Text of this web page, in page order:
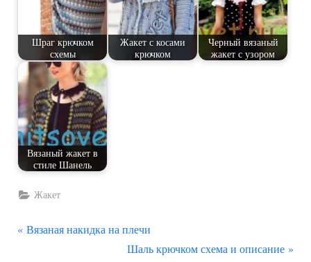
Шраг крючком
схемы
Жакет с косами
крючком
Черный вязаный
жакет с узором
Вязаный жакет в
стиле Шанель
Жакет
Навигация
П
Вязаная накидка на плечи
С
Шаль крючком схема и описание